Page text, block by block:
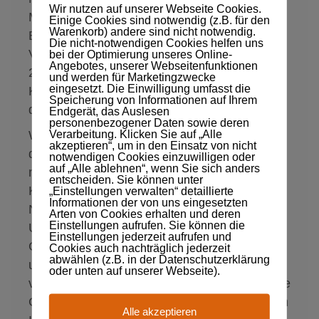
Meetings, 30% schnellere
Entscheidungsfindungen und 60% weniger
Vertriebskosten, 150% mehr Umsatz sowie
250% mehr loyale Kunden hätten. Zuviel
Konjunktive? Vielleicht, aber Sie haben es in
der Hand daran etwas zu ändern.
Wenn Sie sich vornehmen, ab sofort an
diesen Stellschrauben zu drehen, sind Sie
nicht nur wieder schneller draußen aus der
Krise, sondern auch gewappnet vor der
Nächsten. Es liegt nun an Ihnen, den
Unternehmenslenker, Entscheidern und
Genehmigungsgremien, wie schnell sie jetzt
und zukünftig robuster auf solche Ereignisse
vorbereitet sind. Krisen sind immer eine große
Chance, eingetretene Pfade zu verlassen, um
Wir nutzen auf unserer Webseite Cookies.
Einige Cookies sind notwendig (z.B. für den
Warenkorb) andere sind nicht notwendig.
Die nicht-notwendigen Cookies helfen uns
bei der Optimierung unseres Online-
Angebotes, unserer Webseitenfunktionen
und werden für Marketingzwecke
eingesetzt. Die Einwilligung umfasst die
Speicherung von Informationen auf Ihrem
Endgerät, das Auslesen
personenbezogener Daten sowie deren
Verarbeitung. Klicken Sie auf „Alle
akzeptieren“, um in den Einsatz von nicht
notwendigen Cookies einzuwilligen oder
auf „Alle ablehnen“, wenn Sie sich anders
entscheiden. Sie können unter
„Einstellungen verwalten“ detaillierte
Informationen der von uns eingesetzten
Arten von Cookies erhalten und deren
Einstellungen aufrufen. Sie können die
Einstellungen jederzeit aufrufen und
Cookies auch nachträglich jederzeit
abwählen (z.B. in der Datenschutzerklärung
oder unten auf unserer Webseite).
Alle akzeptieren